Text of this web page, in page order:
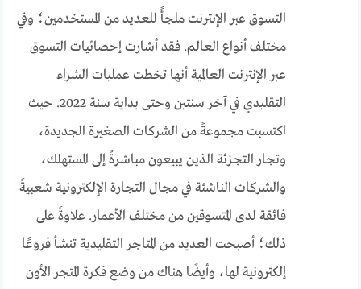
التسوق عبر الإنترنت ملجأً للعديد من المستخدمين؛ وفي
مختلف أنواع العالم. فقد أشارت إحصائيات التسوق
عبر الإنترنت العالمية أنها تخطت عمليات الشراء
التقليدي في آخر سنتين وحتى بداية سنة 2022. حيث
اكتسبت مجموعةً من الشركات الصغيرة الجديدة،
وتجار التجزئة الذين يبيعون مباشرةً إلى المستهلك،
والشركات الناشئة في مجال التجارة الإلكترونية شعبيةً
فائقة لدى المتسوقين من مختلف الأعمار. علاوةً على
ذلك؛ أصبحت العديد من المتاجر التقليدية تنشأ فروعًا
إلكترونية لها، وأيضًا هناك من وضع فكرة المتجر الأون